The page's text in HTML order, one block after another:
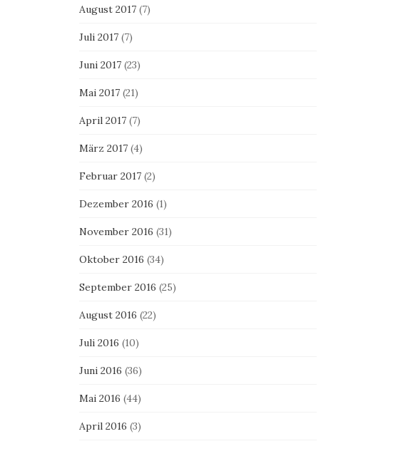
August 2017(7)
Juli 2017(7)
Juni 2017(23)
Mai 2017(21)
April 2017(7)
März 2017(4)
Februar 2017(2)
Dezember 2016 (1)
November 2016 (31)
Oktober 2016 (34)
September 2016 (25)
August 2016 (22)
Juli 2016 (10)
Juni 2016 (36)
Mai 2016 (44)
April 2016 (3)